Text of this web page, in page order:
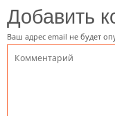
Добавить
Ваш адрес email не будет